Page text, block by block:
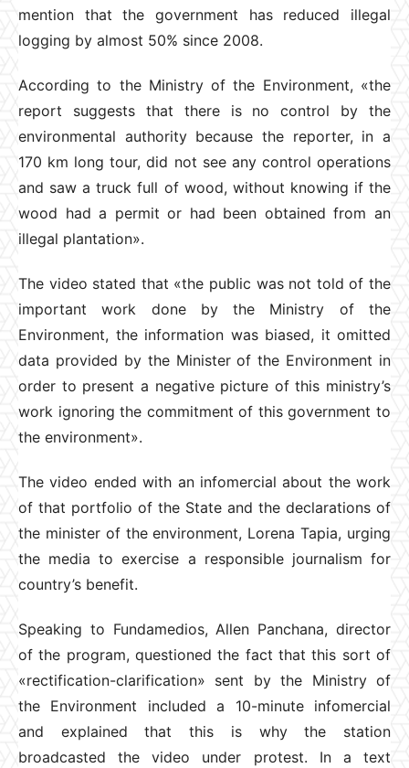
mention that the government has reduced illegal
logging by almost 50% since 2008.
According to the Ministry of the Environment, «the
report suggests that there is no control by the
environmental authority because the reporter, in a
170 km long tour, did not see any control operations
and saw a truck full of wood, without knowing if the
wood had a permit or had been obtained from an
illegal plantation».
The video stated that «the public was not told of the
important work done by the Ministry of the
Environment, the information was biased, it omitted
data provided by the Minister of the Environment in
order to present a negative picture of this ministry’s
work ignoring the commitment of this government to
the environment».
The video ended with an infomercial about the work
of that portfolio of the State and the declarations of
the minister of the environment, Lorena Tapia, urging
the media to exercise a responsible journalism for
country’s benefit.
Speaking to Fundamedios, Allen Panchana, director
of the program, questioned the fact that this sort of
«rectification-clarification» sent by the Ministry of
the Environment included a 10-minute infomercial
and explained that this is why the station
broadcasted the video under protest. In a text